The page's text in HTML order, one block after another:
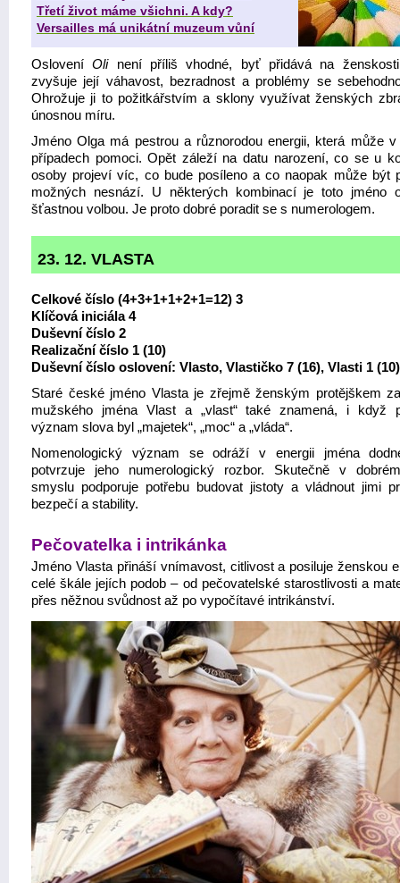
Třetí život máme všichni. A kdy?
Versailles má unikátní muzeum vůní
OsloveníOlinení příliš vhodné, byť přidává na
zvyšuje její váhavost, bezradnost a problémy se
Ohrožuje ji to požitkářstvím a sklony využívat ženských
únosnou míru.
Jméno Olga má pestrou a různorodou energii, která může v
případech pomoci. Opět záleží na datu narození, co se u
osoby projeví víc, co bude posíleno a co naopak může být
možných nesnází. U některých kombinací je toto jméno
šťastnou volbou. Je proto dobré poradit se s numerologem.
23. 12. VLASTA
Celkové číslo (4+3+1+1+2+1=12) 3
Klíčová iniciála 4
Duševní číslo 2
Realizační číslo 1 (10)
Duševní číslo oslovení: Vlasto, Vlastičko 7 (16), Vlasti 1 (10)
Staré české jméno Vlasta je zřejmě ženským protějškem
mužského jména Vlast a „vlast“ také znamená, i když
význam slova byl „majetek“, „moc“ a „vláda“.
Nomenologický význam se odráží v energii jména
potvrzuje jeho numerologický rozbor. Skutečně v
smyslu podporuje potřebu budovat jistoty a vládnout jimi
bezpečí a stability.
Pečovatelka i intrikánka
Jméno Vlasta přináší vnímavost, citlivost a posiluje ženskou
celé škále jejích podob – od pečovatelské starostlivosti a
přes něžnou svůdnost až po vypočítavé intrikánství.